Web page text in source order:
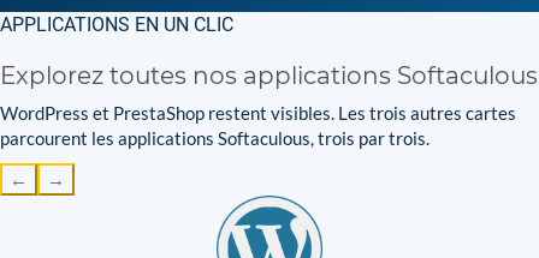
APPLICATIONS EN UN CLIC
Explorez toutes nos applications Softaculous
WordPress et PrestaShop restent visibles. Les trois autres cartes
parcourent les applications Softaculous, trois par trois.
← →